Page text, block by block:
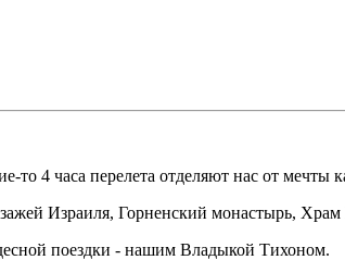
4 часа перелета отделяют нас от
Израиля, Горненский монастырь,
поездки - нашим Владыкой Тихоном.